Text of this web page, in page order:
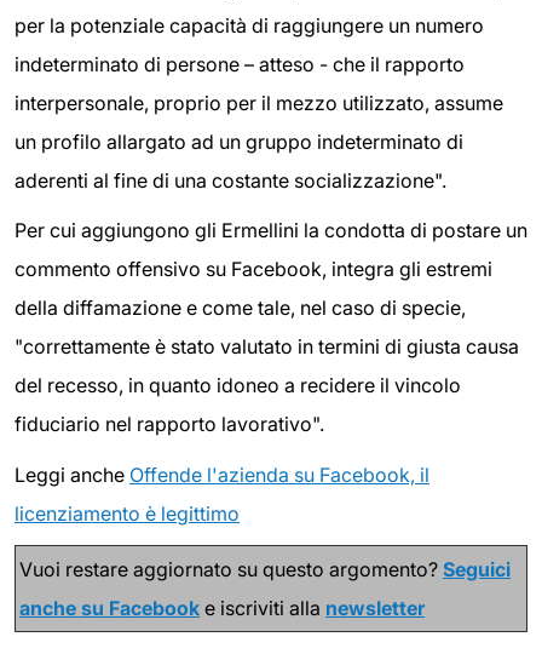
per la potenziale capacità di raggiungere un numero
indeterminato di persone – atteso - che il rapporto
interpersonale, proprio per il mezzo utilizzato, assume
un profilo allargato ad un gruppo indeterminato di
aderenti al fine di una costante socializzazione".
Per cui aggiungono gli Ermellini la condotta di postare un
commento offensivo su Facebook, integra gli estremi
della diffamazione e come tale, nel caso di specie,
"correttamente è stato valutato in termini di giusta causa
del recesso, in quanto idoneo a recidere il vincolo
fiduciario nel rapporto lavorativo".
Leggi anche Offende l'azienda su Facebook, il
licenziamento è legittimo
Vuoi restare aggiornato su questo argomento? Seguici
anche su Facebook e iscriviti alla newsletter